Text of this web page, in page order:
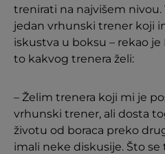
trenirati na najvišem nivou.
jedan vrhunski trener koji
iskustva u boksu – rekao je
to kakvog trenera želi:
– Želim trenera koji mi je
vrhunski trener, ali dosta
životu od boraca preko
imali neke diskusije. Što